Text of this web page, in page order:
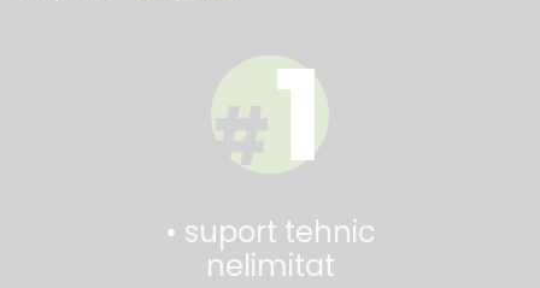
• suport tehnic
nelimitat